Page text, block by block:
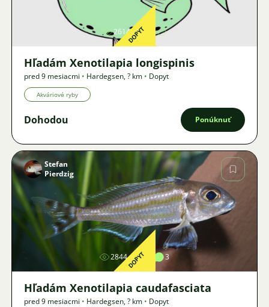
2614DOPYT
Hľadám Xenotilapia longispinis
pred 9 mesiacmi • Hardegsen,? km • Dopyt
Akváriové ryby
Dohodou Ponúknuť
Obrázok
Stefan
Pierdzig
2844 3
DOPYT
Hľadám Xenotilapia caudafasciata
pred 9 mesiacmi • Hardegsen,? km • Dopyt